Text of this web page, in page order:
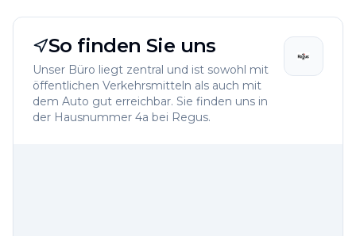
So finden Sie uns
Unser Büro liegt zentral und ist sowohl mit
öffentlichen Verkehrsmitteln als auch mit
dem Auto gut erreichbar. Sie finden uns in
der Hausnummer 4a bei Regus.